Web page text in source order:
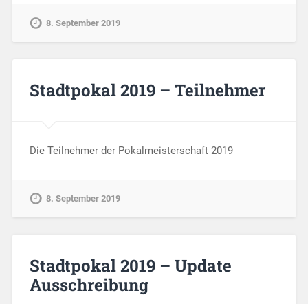
8. September 2019
Stadtpokal 2019 – Teilnehmer
Die Teilnehmer der Pokalmeisterschaft 2019
8. September 2019
Stadtpokal 2019 – Update
Ausschreibung